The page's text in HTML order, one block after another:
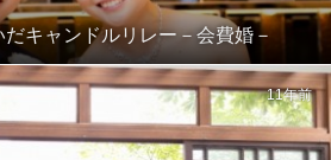
キャンドルリレー－会費婚－
11年前